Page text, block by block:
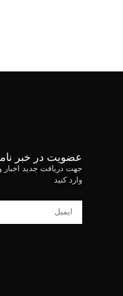
عضویت در خبر
جهت دریافت جدید اخبار
وارد کنید